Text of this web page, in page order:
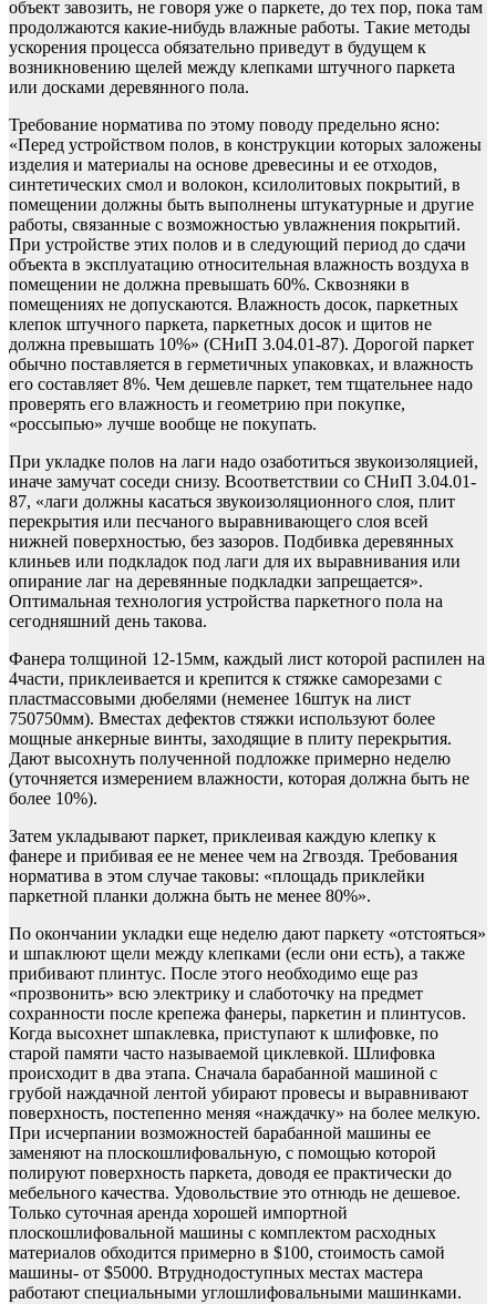
объект завозить, не говоря уже о паркете, до тех пор, пока там
продолжаются какие-нибудь влажные работы. Такие методы
ускорения процесса обязательно приведут в будущем к
возникновению щелей между клепками штучного паркета
или досками деревянного пола.
Требование норматива по этому поводу предельно ясно:
«Перед устройством полов, в конструкции которых заложены
изделия и материалы на основе древесины и ее отходов,
синтетических смол и волокон, ксилолитовых покрытий, в
помещении должны быть выполнены штукатурные и другие
работы, связанные с возможностью увлажнения покрытий.
При устройстве этих полов и в следующий период до сдачи
объекта в эксплуатацию относительная влажность воздуха в
помещении не должна превышать 60%. Сквозняки в
помещениях не допускаются. Влажность досок, паркетных
клепок штучного паркета, паркетных досок и щитов не
должна превышать 10%» (СНиП 3.04.01-87). Дорогой паркет
обычно поставляется в герметичных упаковках, и влажность
его составляет 8%. Чем дешевле паркет, тем тщательнее надо
проверять его влажность и геометрию при покупке,
«россыпью» лучше вообще не покупать.
При укладке полов на лаги надо озаботиться звукоизоляцией,
иначе замучат соседи снизу. Всоответствии со СНиП 3.04.01-
87, «лаги должны касаться звукоизоляционного слоя, плит
перекрытия или песчаного выравнивающего слоя всей
нижней поверхностью, без зазоров. Подбивка деревянных
клиньев или подкладок под лаги для их выравнивания или
опирание лаг на деревянные подкладки запрещается».
Оптимальная технология устройства паркетного пола на
сегодняшний день такова.
Фанера толщиной 12-15мм, каждый лист которой распилен на
4части, приклеивается и крепится к стяжке саморезами с
пластмассовыми дюбелями (неменее 16штук на лист
750750мм). Вместах дефектов стяжки используют более
мощные анкерные винты, заходящие в плиту перекрытия.
Дают высохнуть полученной подложке примерно неделю
(уточняется измерением влажности, которая должна быть не
более 10%).
Затем укладывают паркет, приклеивая каждую клепку к
фанере и прибивая ее не менее чем на 2гвоздя. Требования
норматива в этом случае таковы: «площадь приклейки
паркетной планки должна быть не менее 80%».
По окончании укладки еще неделю дают паркету «отстояться»
и шпаклюют щели между клепками (если они есть), а также
прибивают плинтус. После этого необходимо еще раз
«прозвонить» всю электрику и слаботочку на предмет
сохранности после крепежа фанеры, паркетин и плинтусов.
Когда высохнет шпаклевка, приступают к шлифовке, по
старой памяти часто называемой циклевкой. Шлифовка
происходит в два этапа. Сначала барабанной машиной с
грубой наждачной лентой убирают провесы и выравнивают
поверхность, постепенно меняя «наждачку» на более мелкую.
При исчерпании возможностей барабанной машины ее
заменяют на плоскошлифовальную, с помощью которой
полируют поверхность паркета, доводя ее практически до
мебельного качества. Удовольствие это отнюдь не дешевое.
Только суточная аренда хорошей импортной
плоскошлифовальной машины с комплектом расходных
материалов обходится примерно в $100, стоимость самой
машины- от $5000. Втруднодоступных местах мастера
работают специальными углошлифовальными машинками.